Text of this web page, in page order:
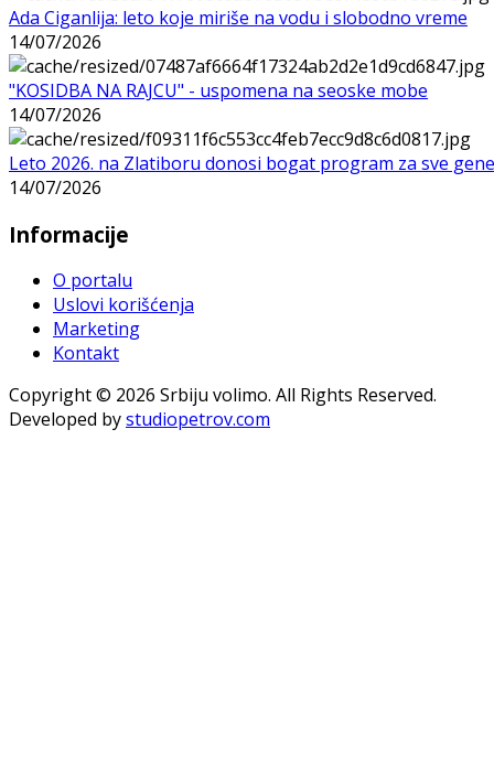
Ada Ciganlija: leto koje miriše na vodu i slobodno vreme
14/07/2026
"KOSIDBA NA RAJCU" - uspomena na seoske mobe
14/07/2026
Leto 2026. na Zlatiboru donosi bogat program za sve
14/07/2026
Informacije
O portalu
Uslovi korišćenja
Marketing
Kontakt
Copyright © 2026 Srbiju volimo. All Rights Reserved.
Developed bystudiopetrov.com